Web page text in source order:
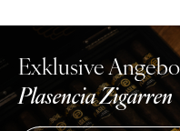
Exklusive
Plasencia Zigarren